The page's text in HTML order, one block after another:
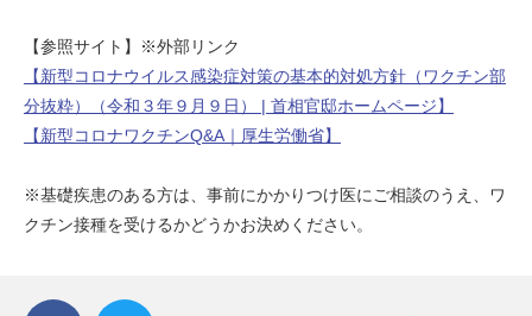
【参照サイト】※外部リンク
【新型コロナウイルス感染症対策の基本的対処方針（ワクチン部
分抜粋）（令和３年９月９日） | 首相官邸ホームページ】
【新型コロナワクチンQ&A｜厚生労働省】
※基礎疾患のある方は、事前にかかりつけ医にご相談のうえ、ワ
クチン接種を受けるかどうかお決めください。